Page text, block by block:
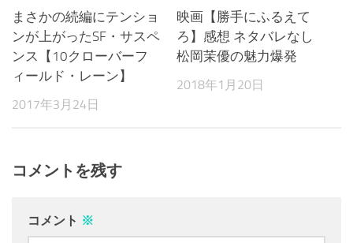
まさかの続編にテンショ
ンが上がったSF・サスペ
ンス【10クローバーフ
ィールド・レーン】
2017年3月24日
映画【勝手にふるえて
ろ】感想 ネタバレなし
松岡茉優の魅力爆発
2018年1月20日
コメントを残す
コメント ※